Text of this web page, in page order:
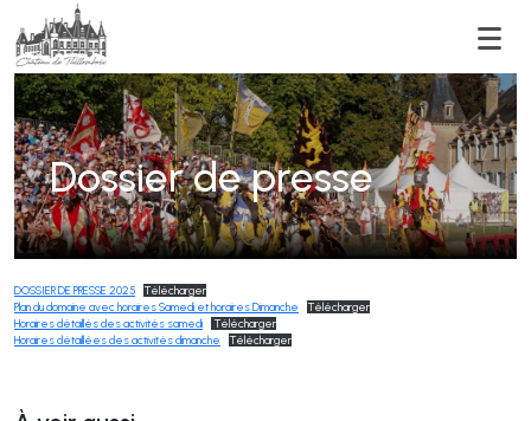
Dossier de presse
DOSSIER DE PRESSE 2025
Télécharger
Plan du domaine avec horaires Samedi et horaires Dimanche
Télécharger
Horaires détaillés des activités samedi
Télécharger
Horaires détaillées des activités dimanche
Télécharger